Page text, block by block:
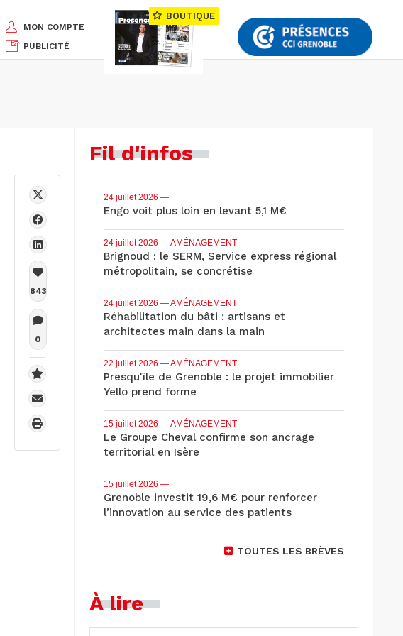
MON COMPTE
PUBLICITÉ
BOUTIQUE
843
0
Fil d'infos
24 juillet 2026 —
Engo voit plus loin en levant 5,1 M€
24 juillet 2026 — AMÉNAGEMENT
Brignoud : le SERM, Service express régional
métropolitain, se concrétise
24 juillet 2026 — AMÉNAGEMENT
Réhabilitation du bâti : artisans et
architectes main dans la main
22 juillet 2026 — AMÉNAGEMENT
Presqu'île de Grenoble : le projet immobilier
Yello prend forme
15 juillet 2026 — AMÉNAGEMENT
Le Groupe Cheval confirme son ancrage
territorial en Isère
15 juillet 2026 —
Grenoble investit 19,6 M€ pour renforcer
l’innovation au service des patients
TOUTES LES BRÈVES
À lire